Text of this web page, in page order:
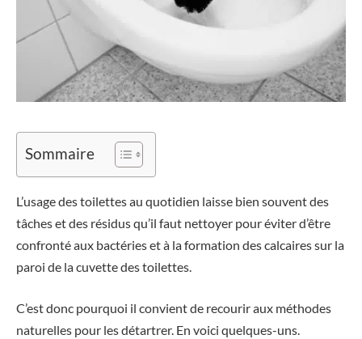
Sommaire
L’usage des toilettes au quotidien laisse bien souvent des
tâches et des résidus qu’il faut nettoyer pour éviter d’être
confronté aux bactéries et à la formation des calcaires sur la
paroi de la cuvette des toilettes.
C’est donc pourquoi il convient de recourir aux méthodes
naturelles pour les détartrer. En voici quelques-uns.